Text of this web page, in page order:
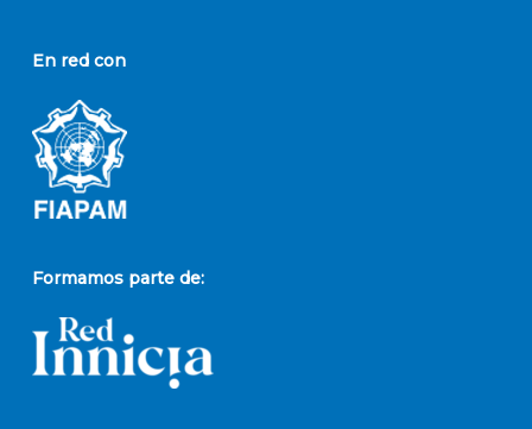
En red con
Formamos parte de: